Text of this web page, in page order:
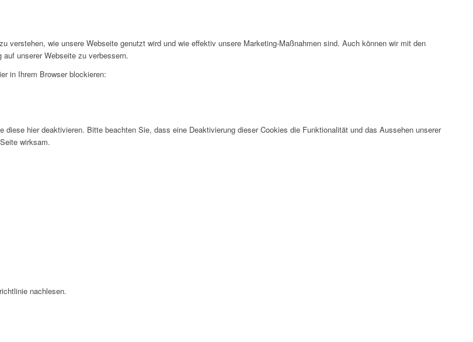
wie unsere Webseite genutzt wird und wie effektiv unsere Marketing-Maßnahmen sind. Auch können wir mit den
unserer Webseite zu verbessern.
in Ihrem Browser blockieren:
hier deaktivieren. Bitte beachten Sie, dass eine Deaktivierung dieser Cookies die Funktionalität und das Aussehen unserer
wirksam.
nachlesen.